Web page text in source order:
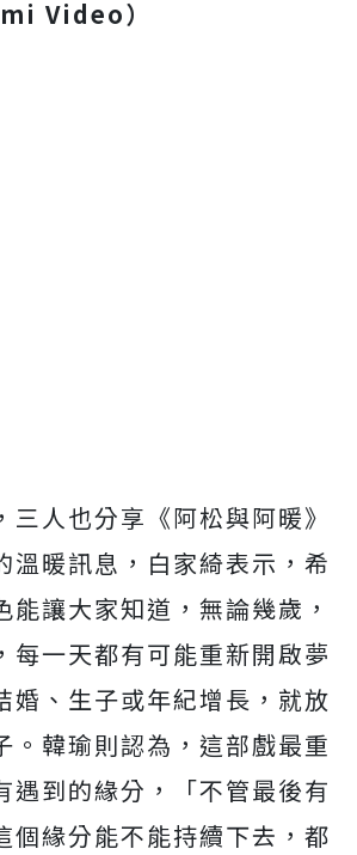
Video）
三人也分享《阿松與阿暖》
溫暖訊息，白家綺表示， 希
能讓大家知道，無論幾歲，
每一天都有可能重新開啟夢
婚、生子或年紀增長， 就放
韓瑜則認為， 這部戲最重
遇到的緣分，「不管最後有
個緣分能不能持續下去，都